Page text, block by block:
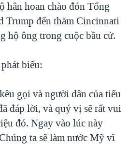
hân hoan chào đón Tổng
Trump đến thăm Cincinnati
hộ ông trong cuộc bầu cử.
biểu:
gọi và người dân của tiểu
đáp lời, và quý vị sẽ rất vui
đó. Ngay vào lúc này
ta sẽ làm nước Mỹ vĩ